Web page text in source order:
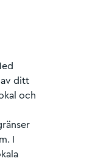
av ditt
och
I